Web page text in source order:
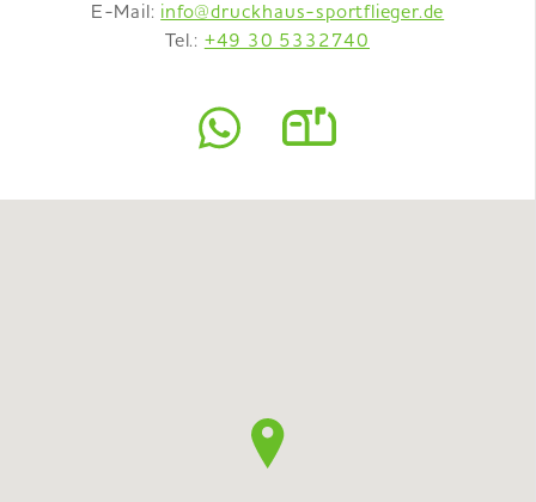
E-Mail: info@druckhaus-sportflieger.de
Tel.: +49 30 5332740